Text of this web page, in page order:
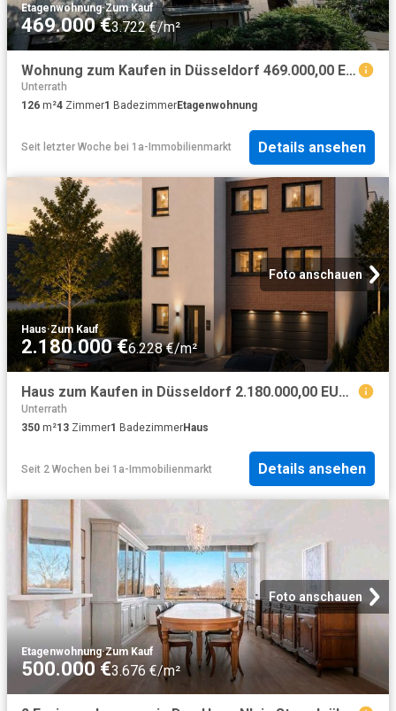
Etagenwohnung·Zum Kauf
469.000 €3.722 €/m²
Wohnung zum Kaufen in Düsseldorf 469.000,00 EUR 126 m²
Unterrath
126 m²4 Zimmer1 BadezimmerEtagenwohnung
Seit letzter Woche bei 1a-Immobilienmarkt Details ansehen
Foto anschauen
Haus·Zum Kauf
2.180.000 €6.228 €/m²
Haus zum Kaufen in Düsseldorf 2.180.000,00 EUR 350 m²
Unterrath
350 m²13 Zimmer1 BadezimmerHaus
Seit 2 Wochen bei 1a-Immobilienmarkt Details ansehen
Foto anschauen
Etagenwohnung·Zum Kauf
500.000 €3.676 €/m²